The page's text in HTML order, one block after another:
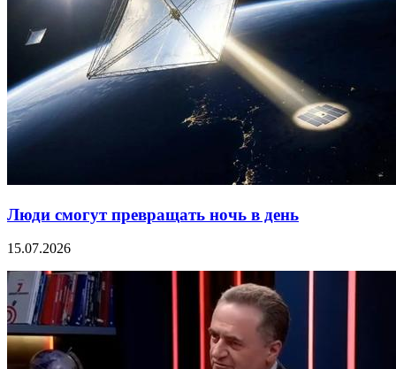
Люди смогут превращать ночь в день
15.07.2026